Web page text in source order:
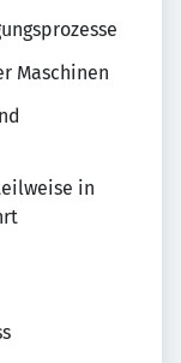
Maschinen
in